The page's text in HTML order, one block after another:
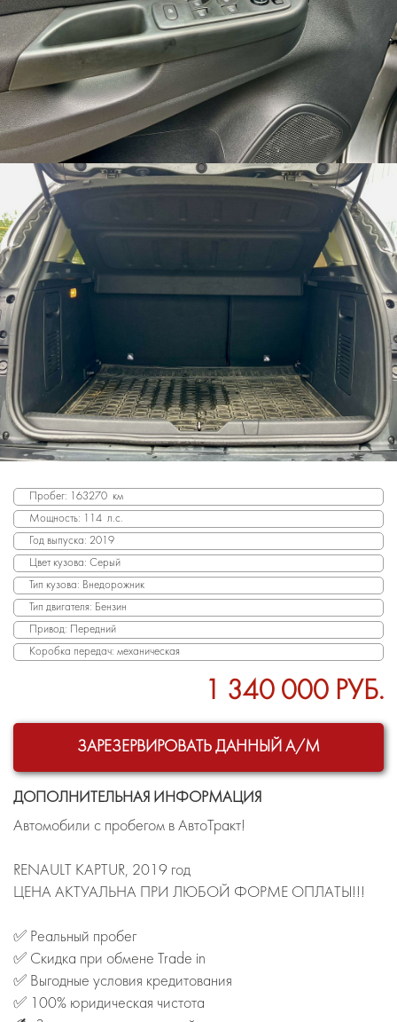
Пробег: 163270 км
Мощность: 114 л.с.
Год выпуска: 2019
Цвет кузова: Серый
Тип кузова: Внедорожник
Тип двигателя: Бензин
Привод: Передний
Коробка передач: механическая
1 340 000 РУБ.
ЗАРЕЗЕРВИРОВАТЬ ДАННЫЙ А/М
ДОПОЛНИТЕЛЬНАЯ ИНФОРМАЦИЯ
Автомобили с пробегом в АвтоТракт!
RENAULT KAPTUR, 2019 год
ЦЕНА АКТУАЛЬНА ПРИ ЛЮБОЙ ФОРМЕ ОПЛАТЫ!!!
✅ Реальный пробег
✅ Скидка при обмене Trade in
✅ Выгодные условия кредитования
✅ 100% юридическая чистота